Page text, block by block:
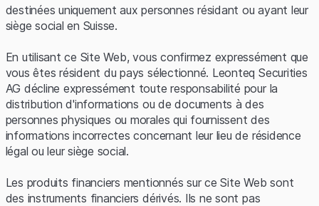
Erreur du serveur.
destinées uniquement aux personnes résidant ou ayant leur
siège social en Suisse.
En utilisant ce Site Web, vous confirmez expressément que
vous êtes résident du pays sélectionné. Leonteq Securities
AG décline expressément toute responsabilité pour la
distribution d'informations ou de documents à des
personnes physiques ou morales qui fournissent des
informations incorrectes concernant leur lieu de résidence
légal ou leur siège social.
Les produits financiers mentionnés sur ce Site Web sont
des instruments financiers dérivés. Ils ne sont pas